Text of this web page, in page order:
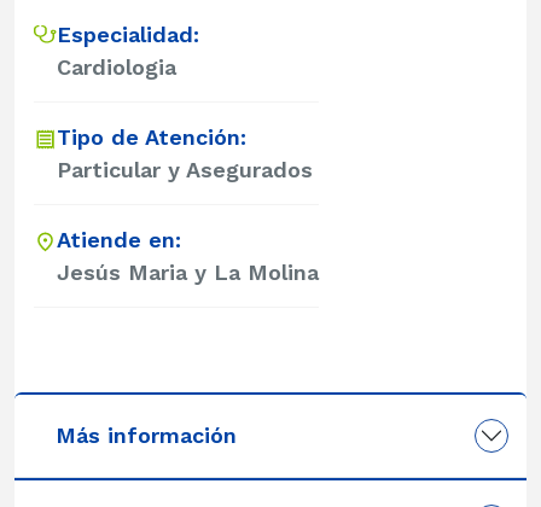
Especialidad:
Cardiologia
Tipo de Atención:
Particular y Asegurados
Atiende en:
Jesús Maria y La Molina
Más información